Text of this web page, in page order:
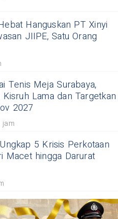
Hanguskan PT Xinyi
JIIPE, Satu Orang
Tenis Meja Surabaya,
Lama dan Targetkan
2027
jam
5 Krisis Perkotaan
Macet hingga Darurat